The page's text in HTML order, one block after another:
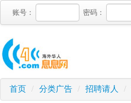
账号： 密码：
首页 / 分类广告 / 招聘请人 /